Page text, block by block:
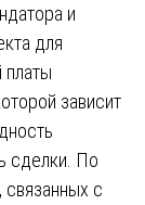
и
для
платы
зависит
сделки. По
связанных с